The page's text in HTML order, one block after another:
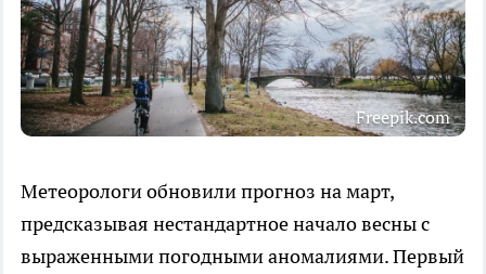
Freepik.com
Метеорологи обновили прогноз на март,
предсказывая нестандартное начало весны с
выраженными погодными аномалиями. Первый